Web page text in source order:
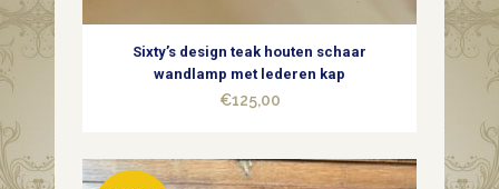
Sixty’s design teak houten schaar
wandlamp met lederen kap
€125,00